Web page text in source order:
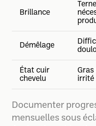
Brillance
Démêlage
État cuir
chevelu
Gras
irrité
Documenter
mensuelles sous